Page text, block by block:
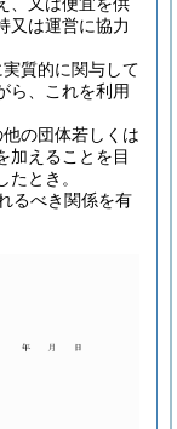
又は運営に協力
質的に関与して
ら、これを利用
の団体若しくは
加えることを目
とき。
るべき関係を有